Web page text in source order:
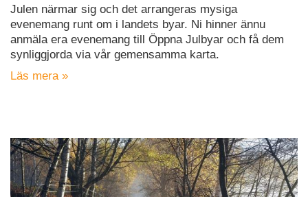
Julen närmar sig och det arrangeras mysiga
evenemang runt om i landets byar. Ni hinner ännu
anmäla era evenemang till Öppna Julbyar och få dem
synliggjorda via vår gemensamma karta.
Läs mera »